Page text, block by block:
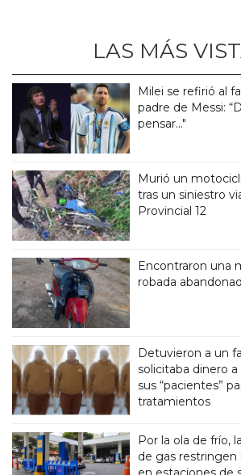
LAS MÁS
Milei se refirió al
padre de Messi:
pensar..."
Murió un
tras un siniestro
Provincial 12
Encontraron una
robada
Detuvieron a un
solicitaba dinero a
sus “pacientes”
tratamientos
Por la ola de frío,
de gas restringen